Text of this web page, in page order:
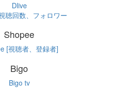
Dlive
聴回数、フォロワー
Shopee
[視聴者、登録者]
Bigo
Bigo tv